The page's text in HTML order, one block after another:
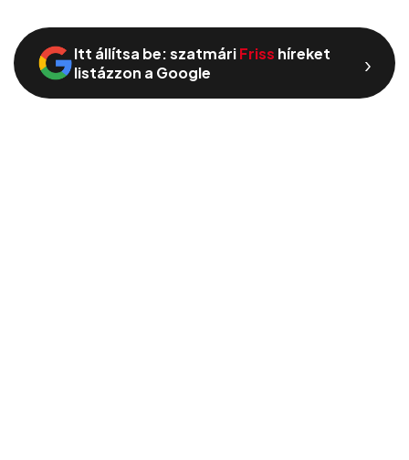
Itt állítsa be: szatmáriFriss híreket
listázzon a Google
›